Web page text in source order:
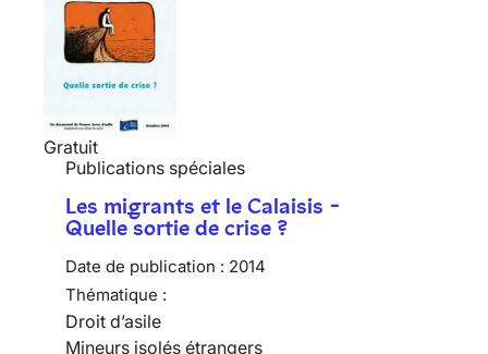
Gratuit
Publications spéciales
Les migrants et le Calaisis -
Quelle sortie de crise ?
Date de publication : 2014
Thématique :
Droit d’asile
Mineurs isolés étrangers